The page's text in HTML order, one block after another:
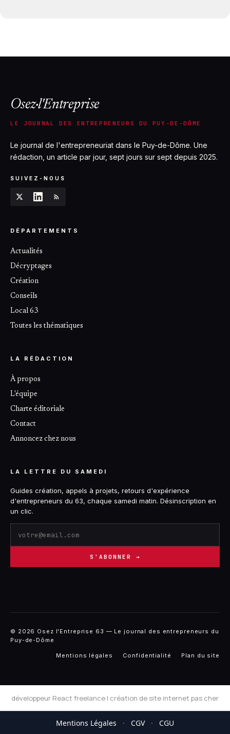
Osez·l'Entreprise
LE JOURNAL DES ENTREPRENEURS DU PUY-DE-DÔME
Le journal de l'entrepreneuriat dans le Puy-de-Dôme. Une
rédaction, un article par jour, sept jours sur sept depuis 2025.
SUIVEZ-NOUS
DÉPARTEMENTS
Actualités
Décryptages
Création
Conseils
Local 63
Toutes les thématiques
LA RÉDACTION
À propos
L'équipe
Charte éditoriale
Contact
Annoncez chez nous
LA LETTRE DU SAMEDI
Guides création, appels à projets, retours d'expérience
d'entrepreneurs du 63, chaque samedi matin. Désinscription en
un clic.
S'ABONNER →
© 2026 Osez l'Entreprise 63 — Le journal des entrepreneurs du
Puy-de-Dôme
Mentions légales Confidentialité Plan du site
développeur React freelance | création de site internet pas cher
Mentions Légales · CGV · CGU